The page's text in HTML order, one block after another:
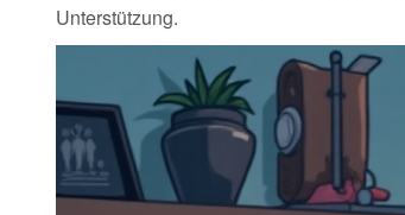
Unterstützung.